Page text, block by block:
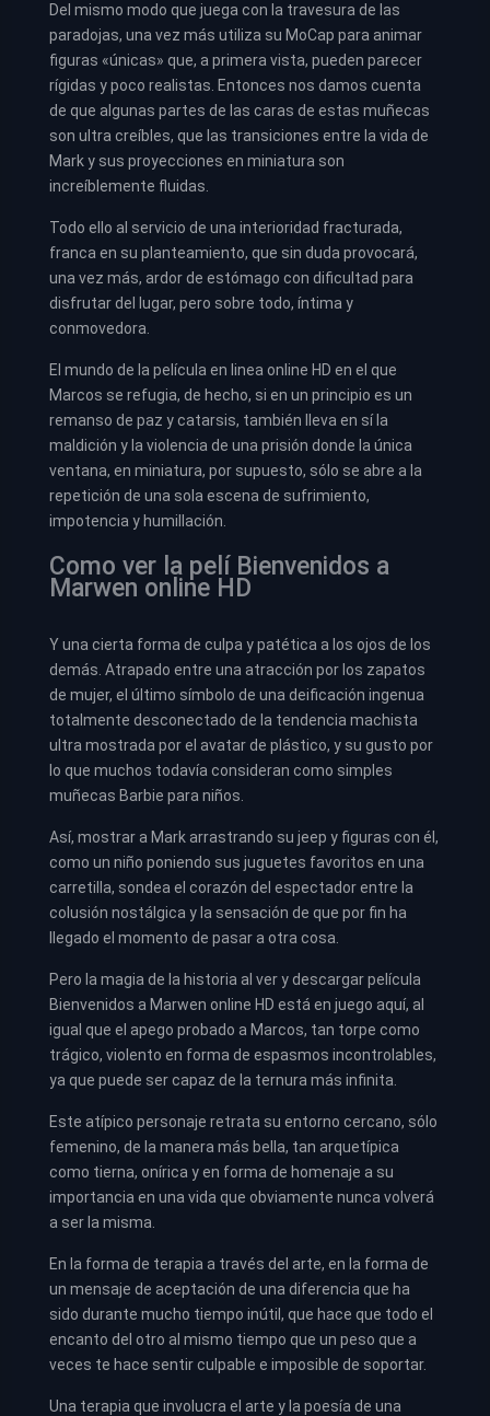
Del mismo modo que juega con la travesura de las
paradojas, una vez más utiliza su MoCap para animar
figuras «únicas» que, a primera vista, pueden parecer
rígidas y poco realistas. Entonces nos damos cuenta
de que algunas partes de las caras de estas muñecas
son ultra creíbles, que las transiciones entre la vida de
Mark y sus proyecciones en miniatura son
increíblemente fluidas.
Todo ello al servicio de una interioridad fracturada,
franca en su planteamiento, que sin duda provocará,
una vez más, ardor de estómago con dificultad para
disfrutar del lugar, pero sobre todo, íntima y
conmovedora.
El mundo de la película en linea online HD en el que
Marcos se refugia, de hecho, si en un principio es un
remanso de paz y catarsis, también lleva en sí la
maldición y la violencia de una prisión donde la única
ventana, en miniatura, por supuesto, sólo se abre a la
repetición de una sola escena de sufrimiento,
impotencia y humillación.
Como ver la pelí Bienvenidos a
Marwen online HD
Y una cierta forma de culpa y patética a los ojos de los
demás. Atrapado entre una atracción por los zapatos
de mujer, el último símbolo de una deificación ingenua
totalmente desconectado de la tendencia machista
ultra mostrada por el avatar de plástico, y su gusto por
lo que muchos todavía consideran como simples
muñecas Barbie para niños.
Así, mostrar a Mark arrastrando su jeep y figuras con él,
como un niño poniendo sus juguetes favoritos en una
carretilla, sondea el corazón del espectador entre la
colusión nostálgica y la sensación de que por fin ha
llegado el momento de pasar a otra cosa.
Pero la magia de la historia al ver y descargar película
Bienvenidos a Marwen online HD está en juego aquí, al
igual que el apego probado a Marcos, tan torpe como
trágico, violento en forma de espasmos incontrolables,
ya que puede ser capaz de la ternura más infinita.
Este atípico personaje retrata su entorno cercano, sólo
femenino, de la manera más bella, tan arquetípica
como tierna, onírica y en forma de homenaje a su
importancia en una vida que obviamente nunca volverá
a ser la misma.
En la forma de terapia a través del arte, en la forma de
un mensaje de aceptación de una diferencia que ha
sido durante mucho tiempo inútil, que hace que todo el
encanto del otro al mismo tiempo que un peso que a
veces te hace sentir culpable e imposible de soportar.
Una terapia que involucra el arte y la poesía de una